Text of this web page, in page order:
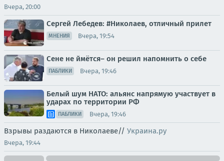
Вчера, 20:00
Сергей Лебедев: #Николаев, отличный прилет
МНЕНИЯ Вчера, 19:54
Сене не ймётся– он решил напомнить о себе
ПАБЛИКИ Вчера, 19:46
Белый шум НАТО: альянс напрямую участвует в
ударах по территории РФ
ПАБЛИКИ Вчера, 19:46
Взрывы раздаются в Николаеве// Украина.ру
Вчера, 19:44